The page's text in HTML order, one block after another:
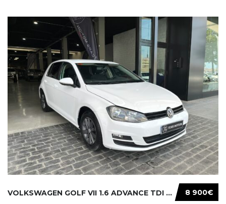
8 900€
VOLKSWAGEN GOLF VII 1.6 ADVANCE TDI 105CV BM...